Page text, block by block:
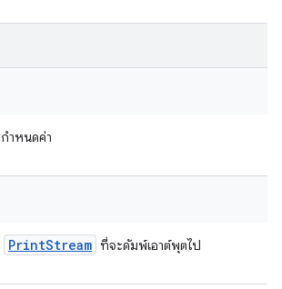
ำหนดค่า
PrintStream ที่จะดัมพ์เอาต์พุตไป